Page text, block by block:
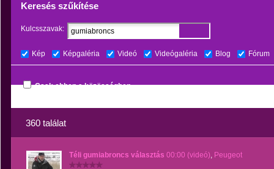
Keresés szűkítése
Kulcsszavak:
Kép Képgaléria Videó Videógaléria Blog Fórum
Csak ebben a közösségben
360 találat
Téli gumiabroncs választás 00:00 (videó), Peugeot